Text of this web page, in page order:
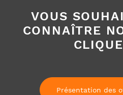
VOUS
CONNAÎTRE
Présentation des